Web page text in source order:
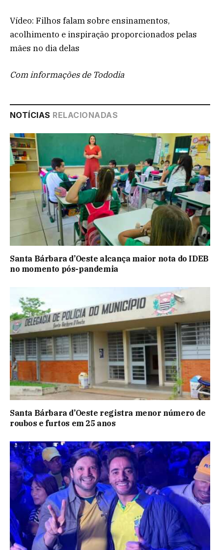
Vídeo: Filhos falam sobre ensinamentos,
acolhimento e inspiração proporcionados pelas
mães no dia delas
Com informações de Tododia
NOTÍCIAS RELACIONADAS
Santa Bárbara d’Oeste alcança maior nota do IDEB
no momento pós-pandemia
Santa Bárbara d’Oeste registra menor número de
roubos e furtos em 25 anos